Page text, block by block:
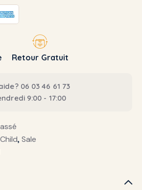
Retour Gratuit
06 03 46 61 73
9:00 - 17:00
Child, Sale